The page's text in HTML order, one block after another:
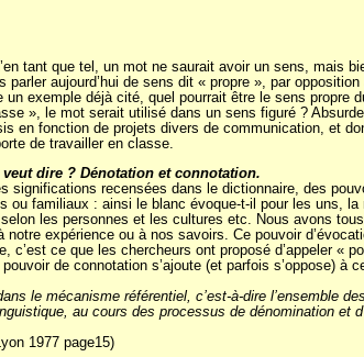
tant que tel, un mot ne saurait avoir un sens, mais
aujourd’hui de sens dit « propre », par
exemple déjà cité, quel pourrait être le sens propre
», le mot serait utilisé dans un sens figuré ?
en fonction de projets divers de communication, et
de travailler en classe.
dire ? Dénotation et connotation.
significations recensées dans le dictionnaire, des
ou familiaux : ainsi le blanc évoque-t-il pour les uns,
les personnes et les cultures etc. Nous avons
expérience ou à nos savoirs. Ce pouvoir
c’est ce que les chercheurs ont proposé d’appeler «
de connotation s’ajoute (et parfois s’oppose)
le mécanisme référentiel, c’est-à-dire l’ensemble
au cours des processus de dénomination et
1977 page15)